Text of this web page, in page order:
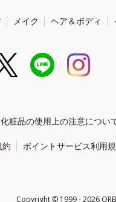
メイク ヘア＆ボディ
化粧品の使用上の注意につい
ポイントサービス利用
Copyright © 1999 - 2026